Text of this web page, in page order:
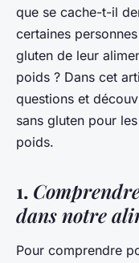
que se cache-t-il
certaines
gluten de leur
poids ? Dans cet
questions et
sans gluten pour
poids.
1.
dans notre
Pour comprendre